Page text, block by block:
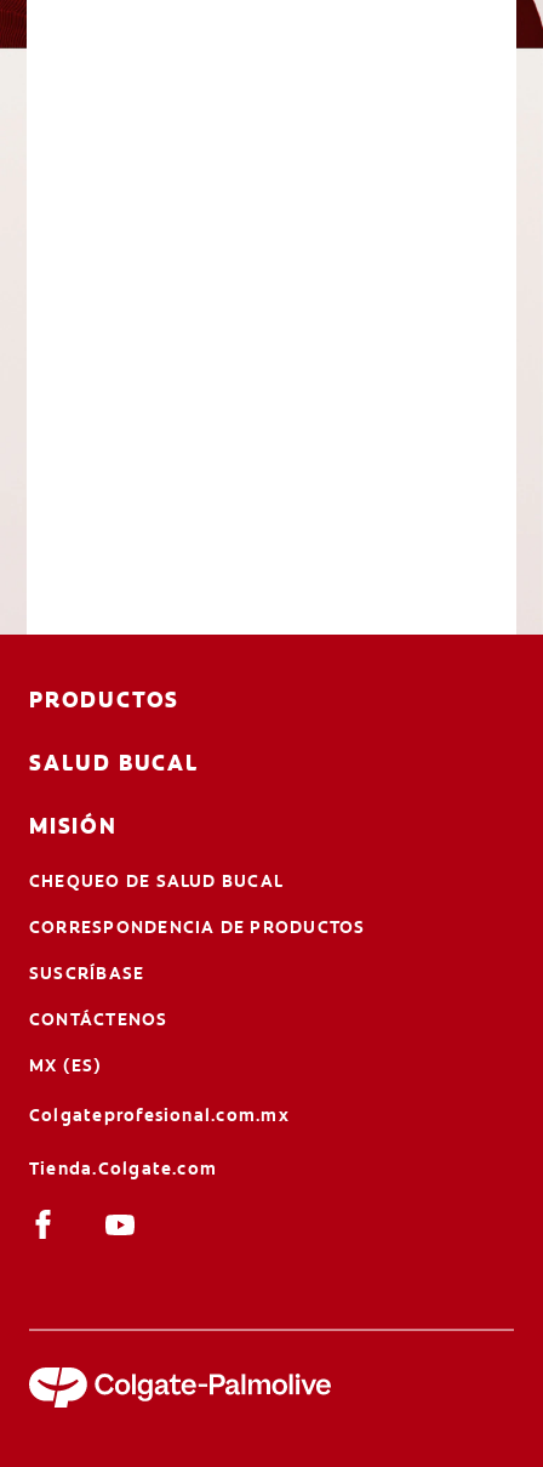
PRODUCTOS
SALUD BUCAL
MISIÓN
CHEQUEO DE SALUD BUCAL
CORRESPONDENCIA DE PRODUCTOS
SUSCRÍBASE
CONTÁCTENOS
MX (ES)
Colgateprofesional.com.mx
Tienda.Colgate.com